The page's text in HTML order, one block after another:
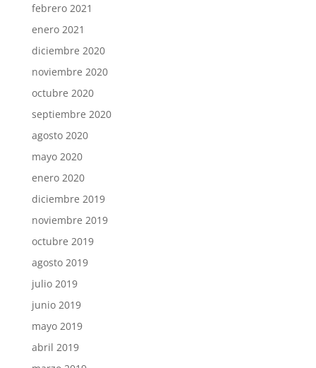
febrero 2021
enero 2021
diciembre 2020
noviembre 2020
octubre 2020
septiembre 2020
agosto 2020
mayo 2020
enero 2020
diciembre 2019
noviembre 2019
octubre 2019
agosto 2019
julio 2019
junio 2019
mayo 2019
abril 2019